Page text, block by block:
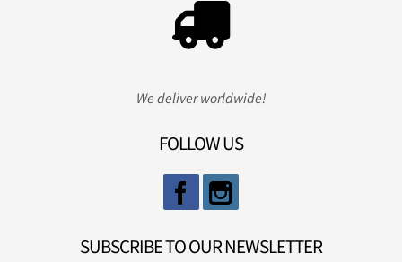
We deliver worldwide!
FOLLOW US
SUBSCRIBE TO OUR NEWSLETTER